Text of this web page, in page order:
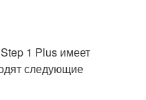
1 Plus имеет
следующие